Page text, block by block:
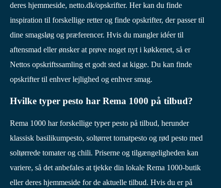
deres hjemmeside, netto.dk/opskrifter. Her kan du finde
inspiration til forskellige retter og finde opskrifter, der passer til
dine smagsløg og præferencer. Hvis du mangler idéer til
aftensmad eller ønsker at prøve noget nyt i køkkenet, så er
Nettos opskriftssamling et godt sted at kigge. Du kan finde
opskrifter til enhver lejlighed og enhver smag.
Hvilke typer pesto har Rema 1000 på tilbud?
Rema 1000 har forskellige typer pesto på tilbud, herunder
klassisk basilikumpesto, soltørret tomatpesto og rød pesto med
soltørrede tomater og chili. Priserne og tilgængeligheden kan
variere, så det anbefales at tjekke din lokale Rema 1000-butik
eller deres hjemmeside for de aktuelle tilbud. Hvis du er på